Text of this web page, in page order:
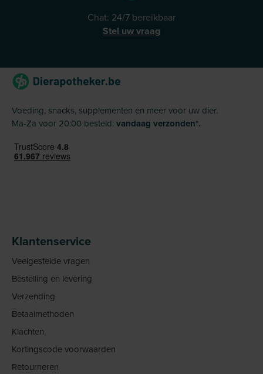
Chat: 24/7 bereikbaar
Stel uw vraag
Voeding, snacks, supplementen en meer voor uw dier.
Ma-Za voor 20:00 besteld: vandaag verzonden*.
Klantenservice
Veelgestelde vragen
Bestelling en levering
Verzending
Betaalmethoden
Klachten
Kortingscode voorwaarden
Retourneren